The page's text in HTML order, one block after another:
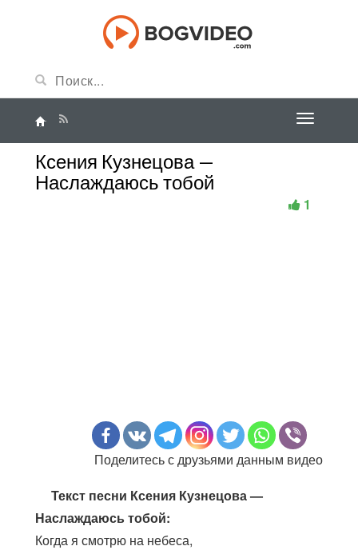
Ксения Кузнецова —
Наслаждаюсь тобой
1
Поделитесь с друзьями данным видео
Текст песни Ксения Кузнецова —
Наслаждаюсь тобой:
Когда я смотрю на небеса,